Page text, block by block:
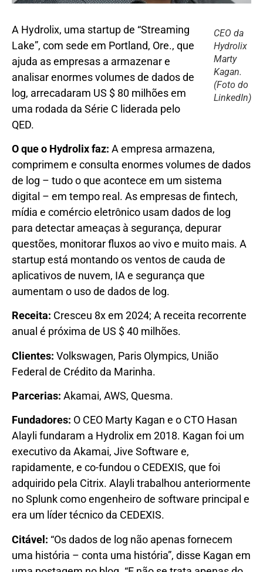
CEO da
Hydrolix
Marty
Kagan.
(Foto do
LinkedIn)
A Hydrolix, uma startup de “Streaming
Lake”, com sede em Portland, Ore., que
ajuda as empresas a armazenar e
analisar enormes volumes de dados de
log, arrecadaram US $ 80 milhões em
uma rodada da Série C liderada pelo
QED.
O que o Hydrolix faz: A empresa armazena,
comprimem e consulta enormes volumes de dados
de log – tudo o que acontece em um sistema
digital – em tempo real. As empresas de fintech,
mídia e comércio eletrônico usam dados de log
para detectar ameaças à segurança, depurar
questões, monitorar fluxos ao vivo e muito mais. A
startup está montando os ventos de cauda de
aplicativos de nuvem, IA e segurança que
aumentam o uso de dados de log.
Receita: Cresceu 8x em 2024; A receita recorrente
anual é próxima de US $ 40 milhões.
Clientes: Volkswagen, Paris Olympics, União
Federal de Crédito da Marinha.
Parcerias: Akamai, AWS, Quesma.
Fundadores: O CEO Marty Kagan e o CTO Hasan
Alayli fundaram a Hydrolix em 2018. Kagan foi um
executivo da Akamai, Jive Software e,
rapidamente, e co-fundou o CEDEXIS, que foi
adquirido pela Citrix. Alayli trabalhou anteriormente
no Splunk como engenheiro de software principal e
era um líder técnico da CEDEXIS.
Citável: “Os dados de log não apenas fornecem
uma história – conta uma história”, disse Kagan em